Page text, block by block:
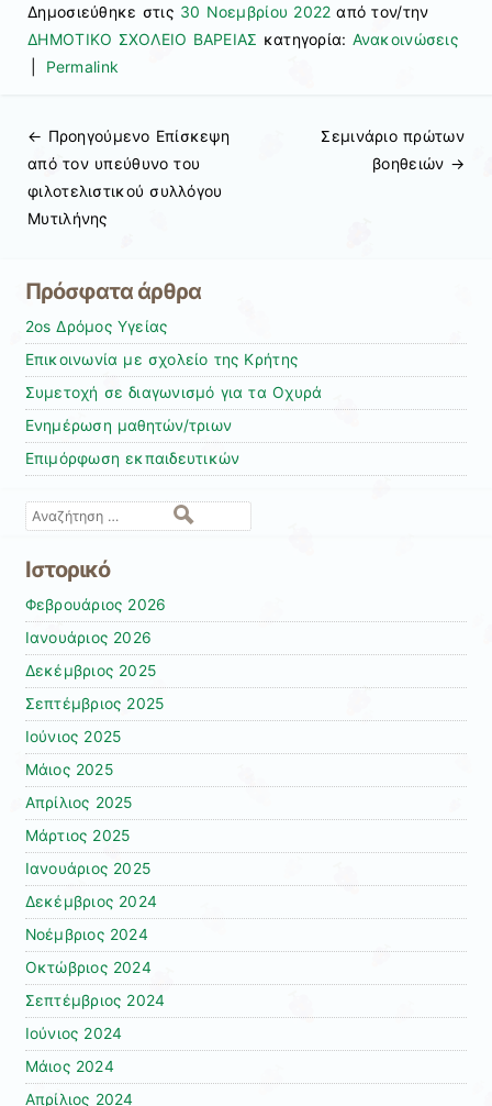
Δημοσιεύθηκε στις 30 Νοεμβρίου 2022 από τον/την
ΔΗΜΟΤΙΚΟ ΣΧΟΛΕΙΟ ΒΑΡΕΙΑΣ κατηγορία: Ανακοινώσεις
Permalink
Πλοήγηση άρθρων
← Προηγούμενo Επίσκεψη
από τον υπεύθυνο του
φιλοτελιστικού συλλόγου
Μυτιλήνης
Σεμινάριο πρώτων
βοηθειών →
Πρόσφατα άρθρα
2os Δρόμος Υγείας
Επικοινωνία με σχολείο της Κρήτης
Συμετοχή σε διαγωνισμό για τα Οχυρά
Ενημέρωση μαθητών/τριων
Επιμόρφωση εκπαιδευτικών
Αναζήτηση
Ιστορικό
Φεβρουάριος 2026
Ιανουάριος 2026
Δεκέμβριος 2025
Σεπτέμβριος 2025
Ιούνιος 2025
Μάιος 2025
Απρίλιος 2025
Μάρτιος 2025
Ιανουάριος 2025
Δεκέμβριος 2024
Νοέμβριος 2024
Οκτώβριος 2024
Σεπτέμβριος 2024
Ιούνιος 2024
Μάιος 2024
Απρίλιος 2024